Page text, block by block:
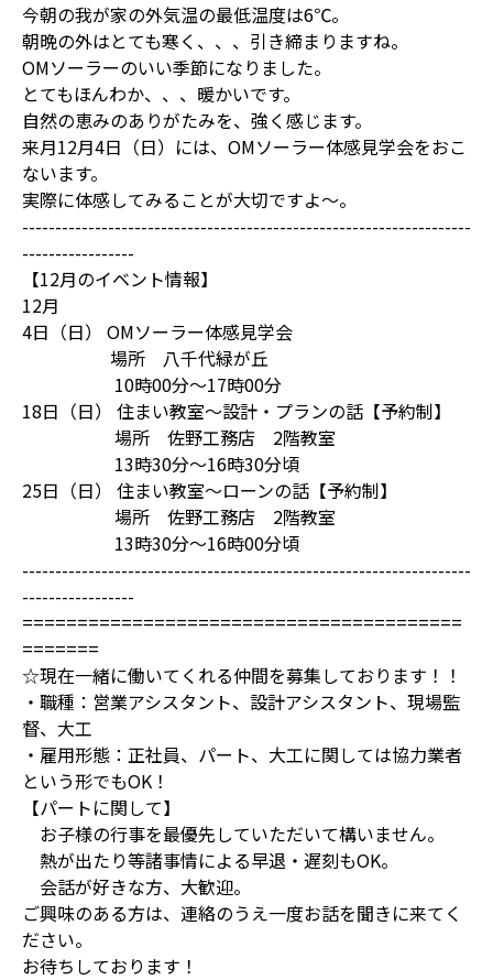
今朝の我が家の外気温の最低温度は6℃。
朝晩の外はとても寒く、、、引き締まりますね。
OMソーラーのいい季節になりました。
とてもほんわか、、、暖かいです。
自然の恵みのありがたみを、強く感じます。
来月12月4日（日）には、OMソーラー体感見学会をおこ
ないます。
実際に体感してみることが大切ですよ～。
--------------------------------------------------------------------
-----------------
【12月のイベント情報】
12月
4日（日） OMソーラー体感見学会
場所 八千代緑が丘
10時00分～17時00分
18日（日） 住まい教室～設計・プランの話【予約制】
場所 佐野工務店 2階教室
13時30分～16時30分頃
25日（日） 住まい教室～ローンの話【予約制】
場所 佐野工務店 2階教室
13時30分～16時00分頃
--------------------------------------------------------------------
-----------------
========================================
=======
☆現在一緒に働いてくれる仲間を募集しております！！
・職種：営業アシスタント、設計アシスタント、現場監
督、大工
・雇用形態：正社員、パート、大工に関しては協力業者
という形でもOK！
【パートに関して】
お子様の行事を最優先していただいて構いません。
熱が出たり等諸事情による早退・遅刻もOK。
会話が好きな方、大歓迎。
ご興味のある方は、連絡のうえ一度お話を聞きに来てく
ださい。
お待ちしております！